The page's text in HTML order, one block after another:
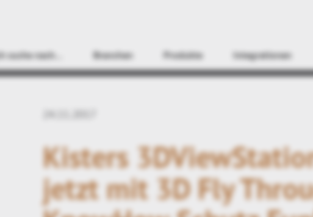
suche nach… Branchen Produkte Integrationen
Kisters
jetzt mit 3D Fly